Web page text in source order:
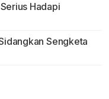
Hadapi
Sengketa